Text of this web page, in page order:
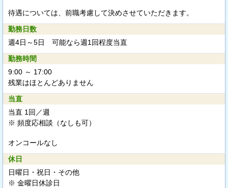
待遇については、前職考慮して決めさせていただきます。
勤務日数
週4日～5日 可能なら週1回程度当直
勤務時間
9:00 ～ 17:00
残業はほとんどありません
当直
当直 1回／週
※ 頻度応相談（なしも可）
オンコールなし
休日
日曜日・祝日・その他
※ 金曜日休診日